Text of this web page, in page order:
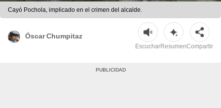
Cayó Pochola, implicado en el crimen del alcalde.
Óscar Chumpitaz
EscucharResumenCompartir